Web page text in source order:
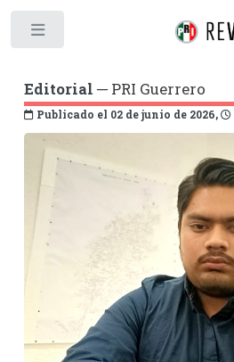
Editorial ─ PRI Guerrero
Publicado el 02 de junio de 2026,